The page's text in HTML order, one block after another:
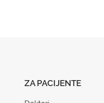
ZA PACIJENTE